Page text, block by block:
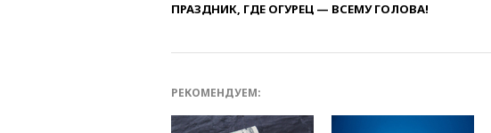
ПРАЗДНИК, ГДЕ ОГУРЕЦ — ВСЕМУ ГОЛОВА!
РЕКОМЕНДУЕМ: